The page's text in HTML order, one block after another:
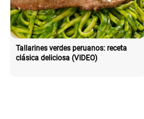
Tallarines verdes peruanos: receta
clásica deliciosa (VIDEO)